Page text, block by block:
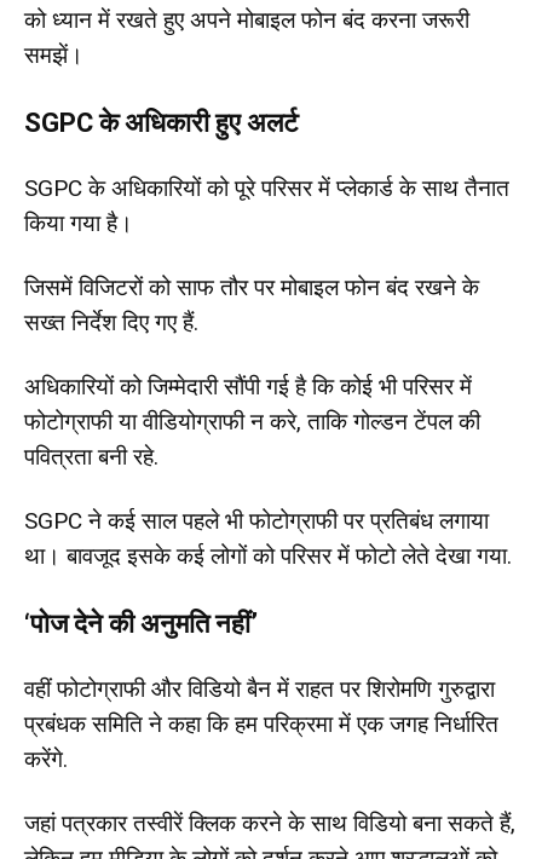
को ध्यान में रखते हुए अपने मोबाइल फोन बंद करना जरूरी
समझें।
SGPC के अधिकारी हुए अलर्ट
SGPC के अधिकारियों को पूरे परिसर में प्लेकार्ड के साथ तैनात
किया गया है।
जिसमें विजिटरों को साफ तौर पर मोबाइल फोन बंद रखने के
सख्त निर्देश दिए गए हैं.
अधिकारियों को जिम्मेदारी सौंपी गई है कि कोई भी परिसर में
फोटोग्राफी या वीडियोग्राफी न करे, ताकि गोल्डन टेंपल की
पवित्रता बनी रहे.
SGPC ने कई साल पहले भी फोटोग्राफी पर प्रतिबंध लगाया
था। बावजूद इसके कई लोगों को परिसर में फोटो लेते देखा गया.
‘पोज देने की अनुमति नहीं’
वहीं फोटोग्राफी और विडियो बैन में राहत पर शिरोमणि गुरुद्वारा
प्रबंधक समिति ने कहा कि हम परिक्रमा में एक जगह निर्धारित
करेंगे.
जहां पत्रकार तस्वीरें क्लिक करने के साथ विडियो बना सकते हैं,